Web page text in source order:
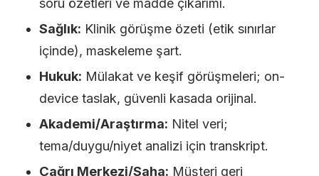
soru özetleri ve madde çıkarımı.
Sağlık: Klinik görüşme özeti (etik sınırlar
içinde), maskeleme şart.
Hukuk: Mülakat ve keşif görüşmeleri; on-
device taslak, güvenli kasada orijinal.
Akademi/Araştırma: Nitel veri;
tema/duygu/niyet analizi için transkript.
Çağrı Merkezi/Saha: Müşteri geri